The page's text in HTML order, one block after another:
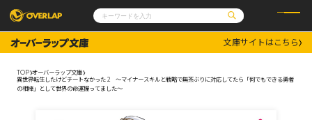
コミックガルド
コミッククリエ
LiQulle
ラブパルフェ
ノベルス
ノベルスf
文庫サイトはこちら
TOP オーバーラップ文庫
異世界転生したけどチートなかった 2 ～マイナースキルと戦略で無茶ぶりに対応してたら「何でもできる勇者
の相棒」として世界の命運握ってました～